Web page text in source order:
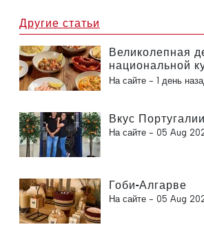
Другие статьи
Великолепная
национальной
Албуфейре
На сайте - 1 день
Вкус Португалии
На сайте - 05 Aug
Гоби-Алгарве
На сайте - 05 Aug